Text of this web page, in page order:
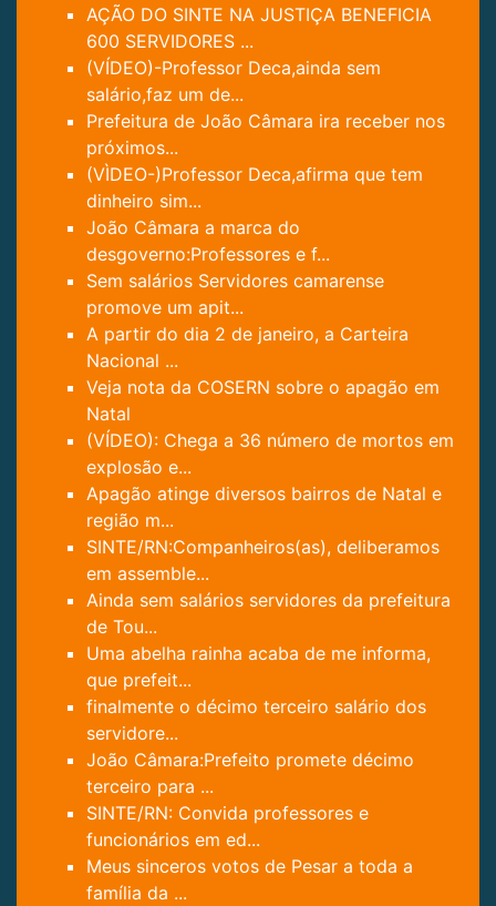
AÇÃO DO SINTE NA JUSTIÇA BENEFICIA
600 SERVIDORES ...
(VÍDEO)-Professor Deca,ainda sem
salário,faz um de...
Prefeitura de João Câmara ira receber nos
próximos...
(VÌDEO-)Professor Deca,afirma que tem
dinheiro sim...
João Câmara a marca do
desgoverno:Professores e f...
Sem salários Servidores camarense
promove um apit...
A partir do dia 2 de janeiro, a Carteira
Nacional ...
Veja nota da COSERN sobre o apagão em
Natal
(VÍDEO): Chega a 36 número de mortos em
explosão e...
Apagão atinge diversos bairros de Natal e
região m...
SINTE/RN:Companheiros(as), deliberamos
em assemble...
Ainda sem salários servidores da prefeitura
de Tou...
Uma abelha rainha acaba de me informa,
que prefeit...
finalmente o décimo terceiro salário dos
servidore...
João Câmara:Prefeito promete décimo
terceiro para ...
SINTE/RN: Convida professores e
funcionários em ed...
Meus sinceros votos de Pesar a toda a
família da ...